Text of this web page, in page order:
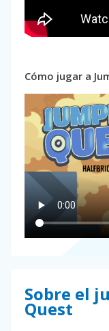
Cómo jugar a
Sobre el
Quest